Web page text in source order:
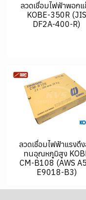
ลวดเชื่อมไฟฟ้าพอกแ
KOBE-350R (JIS
DF2A-400-R)
ลวดเชื่อมไฟฟ้าแรงดึ
ทนอุณหภูมิสูง
CM-B108 (AWS
E9018-B3)